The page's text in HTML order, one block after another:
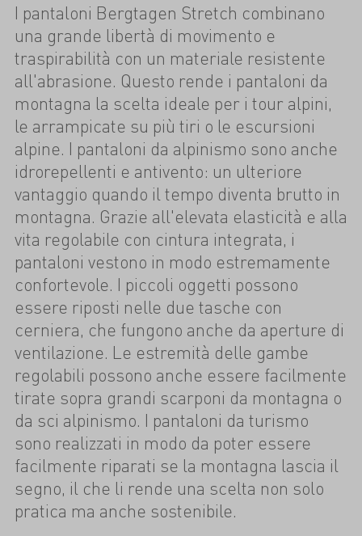
I pantaloni Bergtagen Stretch combinano
una grande libertà di movimento e
traspirabilità con un materiale resistente
all'abrasione. Questo rende i pantaloni da
montagna la scelta ideale per i tour alpini,
le arrampicate su più tiri o le escursioni
alpine. I pantaloni da alpinismo sono anche
idrorepellenti e antivento: un ulteriore
vantaggio quando il tempo diventa brutto in
montagna. Grazie all'elevata elasticità e alla
vita regolabile con cintura integrata, i
pantaloni vestono in modo estremamente
confortevole. I piccoli oggetti possono
essere riposti nelle due tasche con
cerniera, che fungono anche da aperture di
ventilazione. Le estremità delle gambe
regolabili possono anche essere facilmente
tirate sopra grandi scarponi da montagna o
da sci alpinismo. I pantaloni da turismo
sono realizzati in modo da poter essere
facilmente riparati se la montagna lascia il
segno, il che li rende una scelta non solo
pratica ma anche sostenibile.